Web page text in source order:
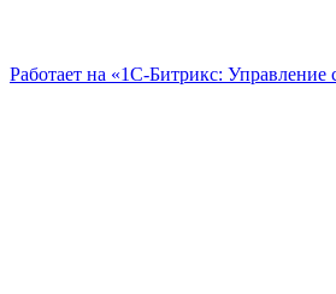
Работает на «1С-Битрикс: Управление